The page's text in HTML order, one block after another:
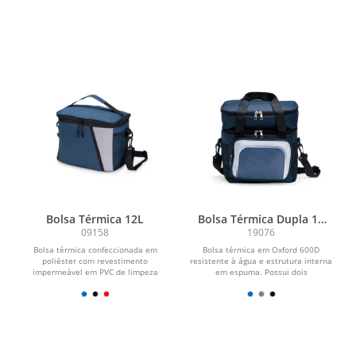
Bolsa Térmica 12L
09158
Bolsa térmica confeccionada em
poliéster com revestimento
impermeável em PVC de limpeza
Bolsa Térmica Dupla 12
Litros
19076
Bolsa térmica em Oxford 600D
resistente à água e estrutura interna
em espuma. Possui dois